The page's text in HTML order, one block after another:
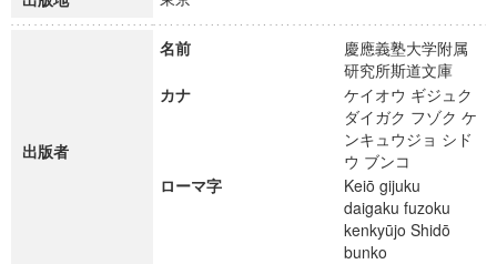
出版者
名前
慶應義塾大学附属
研究所斯道文庫
カナ
ケイオウ ギジュク
ダイガク フゾク ケ
ンキュウジョ シド
ウ ブンコ
ローマ字
Keiō gijuku
daigaku fuzoku
kenkyūjo Shidō
bunko